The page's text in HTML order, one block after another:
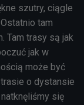
szutry, ciągle
tam
Tam trasy są jak
jak w
może być
o dystansie
się